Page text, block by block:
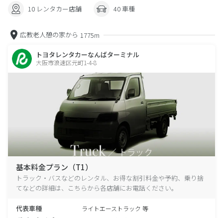
10 レンタカー店舗 40 車種
広教老人憩の家から 1775m
トヨタレンタカーなんばターミナル
大阪市浪速区元町1-4-8
基本料金プラン（T1）
トラック・バスなどのレンタル、お得な割引料金や予約、乗り捨
てなどの詳細は、こちらから各店舗にお電話ください。
代表車種 ライトエーストラック 等